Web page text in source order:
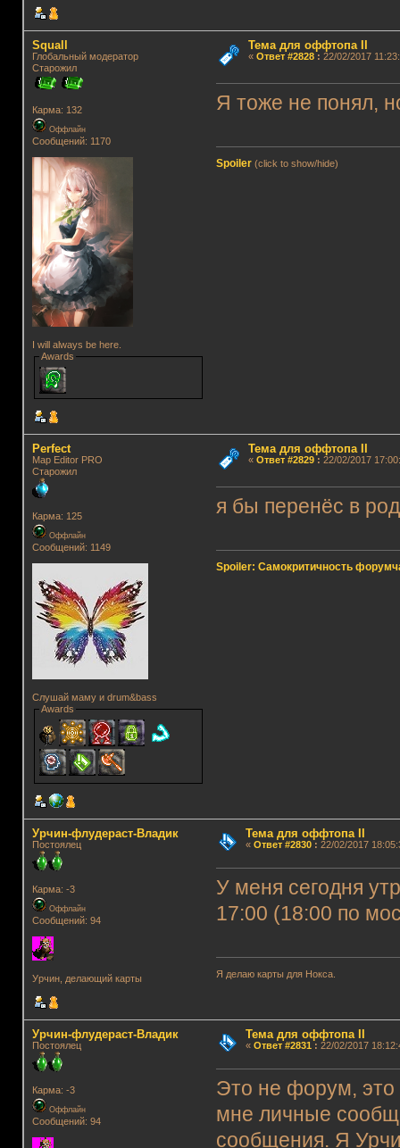
Squall
Глобальный модератор
Старожил
Карма: 132
Оффлайн
Сообщений: 1170
I will always be here.
Awards
Тема для оффтопа II
« Ответ #2828: 22/02/2017
Я тоже не понял,
Spoiler (click to show/hide)
Perfect
Map Editor PRO
Старожил
Карма: 125
Оффлайн
Сообщений: 1149
Слушай маму и drum&bass
Awards
Тема для оффтопа II
« Ответ #2829: 22/02/2017
я бы перенёс в
Spoiler: Самокритичность
Урчин-флудераст-Владик
Постоялец
Карма: -3
Оффлайн
Сообщений: 94
Урчин, делающий карты
Тема для оффтопа II
« Ответ #2830: 22/02/2017
У меня сегодня
17:00 (18:00 по
Я делаю карты для Нокса.
Урчин-флудераст-Владик
Постоялец
Карма: -3
Оффлайн
Сообщений: 94
Тема для оффтопа II
« Ответ #2831 : 22/02/2017
Это не форум, это
мне личные
сообщения. Я